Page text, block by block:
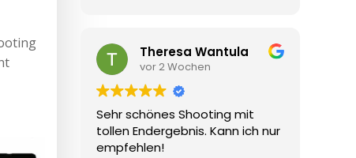
Theresa Wantula
vor 2 Wochen
Sehr schönes Shooting mit
tollen Endergebnis. Kann ich nur
empfehlen!